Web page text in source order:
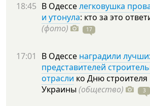
18:45 В Одесселегковушка
и утонула: кто за это
(фото)
17
17:01 В Одессе наградили
представителей
отрасли ко Дню строителя
Украины (общество) 3